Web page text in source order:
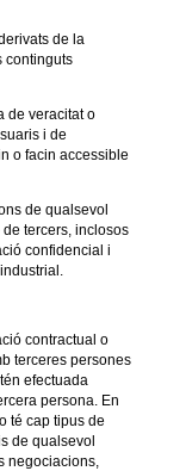
de la
continguts
de veracitat o
i de
o facin accessible
de qualsevol
tercers, inclosos
confidencial i
contractual o
terceres persones
efectuada
persona. En
té cap tipus de
de qualsevol
negociacions,